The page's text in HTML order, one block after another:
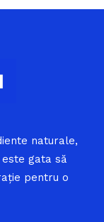
naturale,
gata să
pentru o